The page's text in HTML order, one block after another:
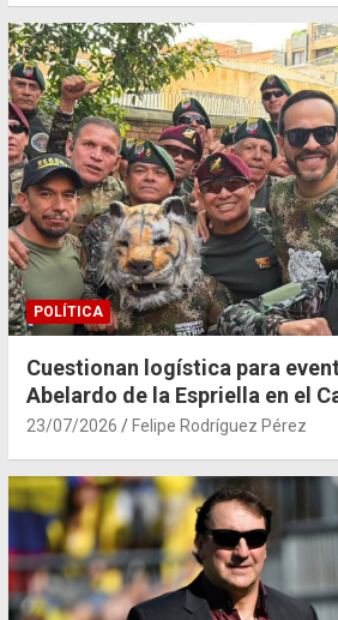
POLÍTICA
Cuestionan logística para
Abelardo de la Espriella en el
23/07/2026 Felipe Rodríguez Pérez